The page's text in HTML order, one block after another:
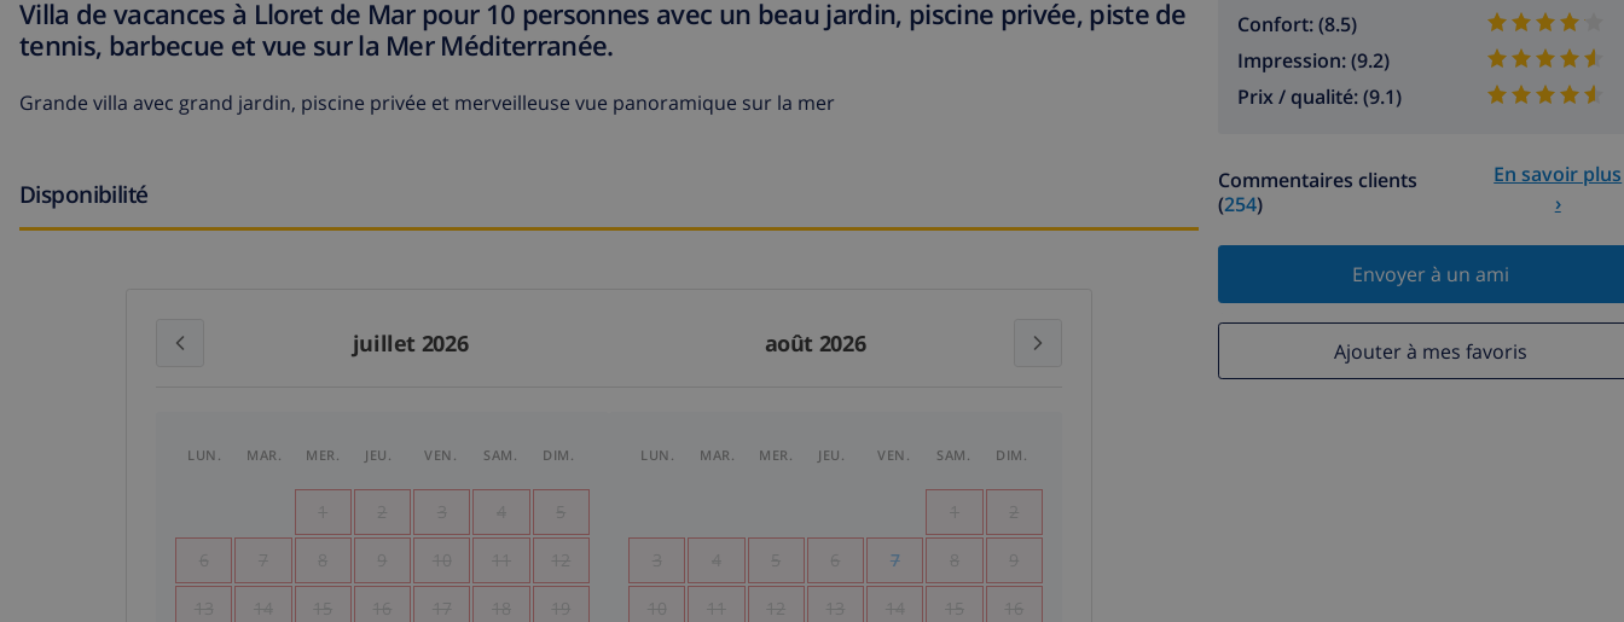
Confort: (8.5)
Impression: (9.2)
Prix / qualité: (9.1)
Commentaires clients
(254)
En savoir plus
›
Envoyer à un ami
Ajouter à mes favoris
Villa de vacances à Lloret de Mar pour 10 personnes avec un beau jardin, piscine privée, piste de
tennis, barbecue et vue sur la Mer Méditerranée.
Grande villa avec grand jardin, piscine privée et merveilleuse vue panoramique sur la mer
Disponibilité
juillet 2026 août 2026
LUN. MAR. MER. JEU. VEN. SAM. DIM.
1 2 3 4 5
6 7 8 9 10 11 12
13 14 15 16 17 18 19
LUN. MAR. MER. JEU. VEN. SAM. DIM.
1 2
3 4 5 6 7 8 9
10 11 12 13 14 15 16